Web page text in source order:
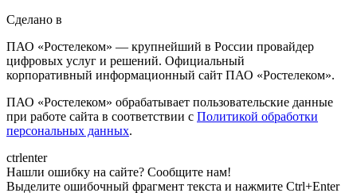
Сделано в
ПАО «Ростелеком» — крупнейший в России провайдер
цифровых услуг и решений. Официальный
корпоративный информационный сайт ПАО «Ростелеком».
ПАО «Ростелеком» обрабатывает пользовательские данные
при работе сайта в соответствии с Политикой обработки
персональных данных.
ctrlenter
Нашли ошибку на сайте? Сообщите нам!
Выделите ошибочный фрагмент текста и нажмите Ctrl+Enter